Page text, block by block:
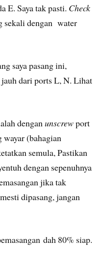
E. Saya tak pasti. Check
sekali dengan water
saya pasang ini,
dari ports L, N. Lihat
denganunscrewport
wayar (bahagian
semula, Pastikan
dengan sepenuhnya
jika tak
dipasang, jangan
dah 80% siap.